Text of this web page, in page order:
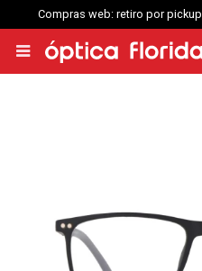
Compras web: retiro por
